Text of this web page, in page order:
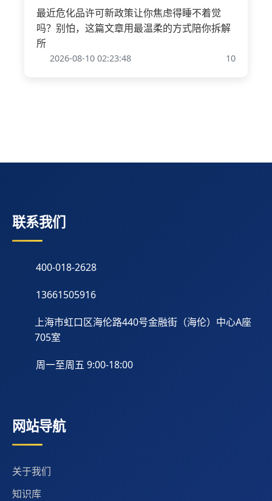
最近危化品许可新政策让你焦虑得睡不着觉
吗？别怕，这篇文章用最温柔的方式陪你拆解
所
2026-08-10 02:23:48 10
联系我们
400-018-2628
13661505916
上海市虹口区海伦路440号金融街（海伦）中心A座
705室
周一至周五 9:00-18:00
网站导航
关于我们
知识库